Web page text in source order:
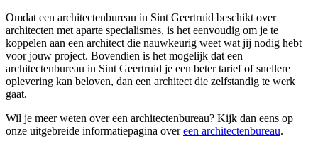
Omdat een architectenbureau in Sint Geertruid beschikt over
architecten met aparte specialismes, is het eenvoudig om je te
koppelen aan een architect die nauwkeurig weet wat jij nodig hebt
voor jouw project. Bovendien is het mogelijk dat een
architectenbureau in Sint Geertruid je een beter tarief of snellere
oplevering kan beloven, dan een architect die zelfstandig te werk
gaat.
Wil je meer weten over een architectenbureau? Kijk dan eens op
onze uitgebreide informatiepagina overeen architectenbureau.